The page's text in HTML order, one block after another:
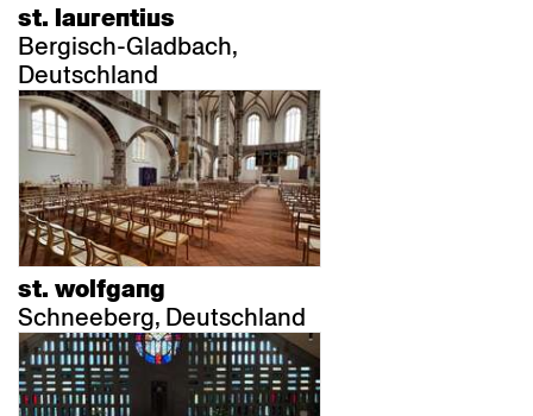
st. laurentius
Bergisch-Gladbach,
Deutschland
st. wolfgang
Schneeberg, Deutschland